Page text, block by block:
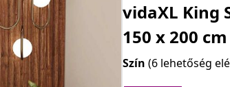
vidaXL King
150 x 200 cm
Szín(6 lehetőség